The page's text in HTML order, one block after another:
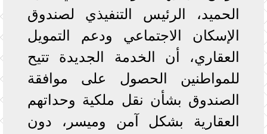
الحميد، الرئيس التنفيذي لصندوق
الإسكان الاجتماعي ودعم التمويل
العقاري، أن الخدمة الجديدة تتيح
للمواطنين الحصول على موافقة
الصندوق بشأن نقل ملكية وحداتهم
العقارية بشكل آمن وميسر، دون